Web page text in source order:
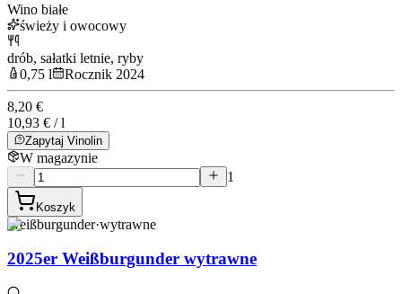
Wino białe
świeży i owocowy
drób, sałatki letnie, ryby
0,75 l
Rocznik 2024
8,20 €
10,93 € / l
Zapytaj Vinolin
W magazynie
1
Koszyk
Weißburgunder·wytrawne
2025er Weißburgunder wytrawne